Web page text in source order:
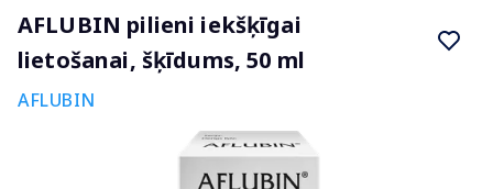
AFLUBIN pilieni iekšķīgai
lietošanai, šķīdums, 50 ml
AFLUBIN